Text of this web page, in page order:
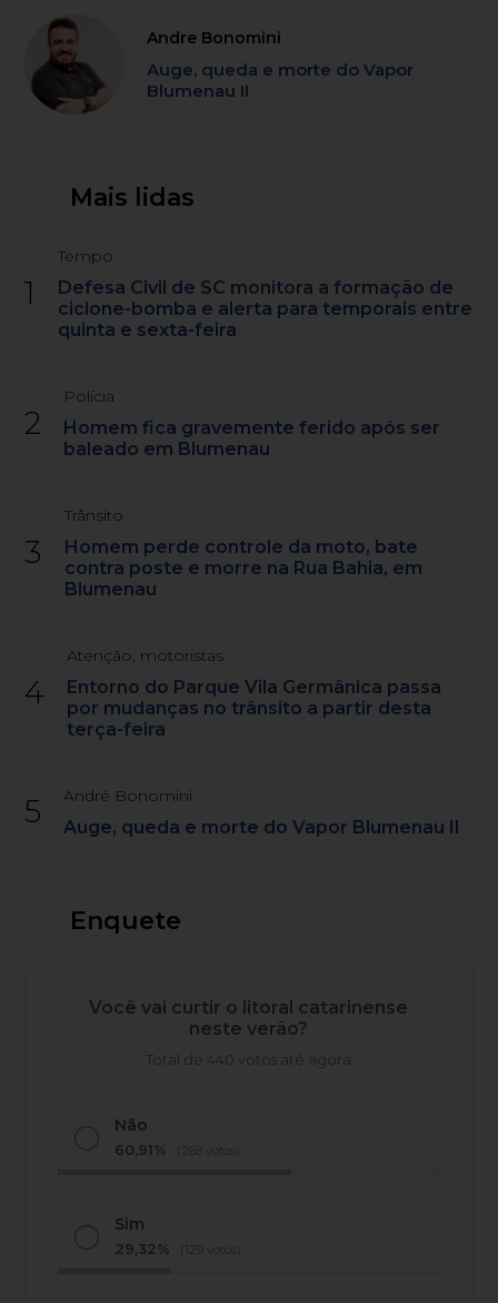
Andre Bonomini
Auge, queda e morte do Vapor
Blumenau II
Mais lidas
1
Tempo
Defesa Civil de SC monitora a formação de
ciclone-bomba e alerta para temporais entre
quinta e sexta-feira
2
Polícia
Homem fica gravemente ferido após ser
baleado em Blumenau
3
Trânsito
Homem perde controle da moto, bate
contra poste e morre na Rua Bahia, em
Blumenau
4
Atenção, motoristas
Entorno do Parque Vila Germânica passa
por mudanças no trânsito a partir desta
terça-feira
5 André Bonomini
Auge, queda e morte do Vapor Blumenau II
Enquete
Você vai curtir o litoral catarinense
neste verão?
Total de 440 votos até agora
Não
60,91% (268 votos)
Sim
29,32% (129 votos)